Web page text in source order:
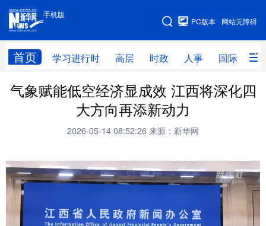
手机版
网站无障碍
PC版本
首页 学习进行时 高层 时政 人事 国际 财
手机版
网站地图
学习进行时 高层 时政 人事
财经 网评
全球连线
科技 科创 量子 体育
健康 军事
访谈 视频 图片 政务
气象赋能低空经济显成效 江西将深化四
大方向再添新动力
2026-05-14 08:52:26 来源：新华网